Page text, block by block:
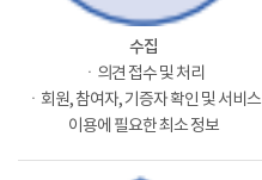
수집
ㆍ의견 접수 및 처리
ㆍ회원, 참여자, 기증자 확인 및 서비스
이용에 필요한 최소 정보